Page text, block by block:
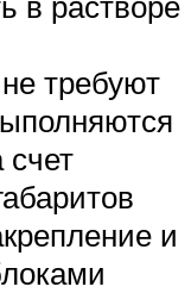
требуют
счет
и